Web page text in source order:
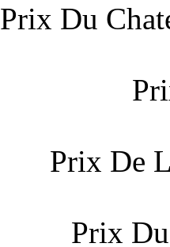
Prix Du
Prix De
Prix